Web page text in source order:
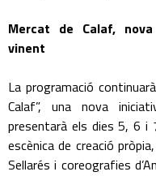
Mercat de Calaf,
vinent
La programació
Calaf”, una nova
presentarà els dies 5, 6 i
escènica de creació
Sellarés i coreografies